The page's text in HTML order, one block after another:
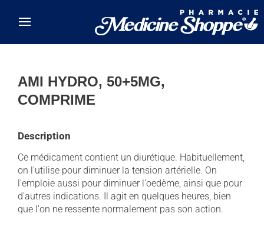
AMI HYDRO, 50+5MG,
COMPRIME
Description
Ce médicament contient un diurétique. Habituellement,
on l'utilise pour diminuer la tension artérielle. On
l'emploie aussi pour diminuer l'oedème, ainsi que pour
d'autres indications. Il agit en quelques heures, bien
que l'on ne ressente normalement pas son action.